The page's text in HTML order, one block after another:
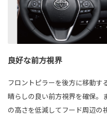
良好な前方視界
フロントピラーを後方に移動す
晴らしの良い前方視界を確保。
の高さを低減してフード周辺の